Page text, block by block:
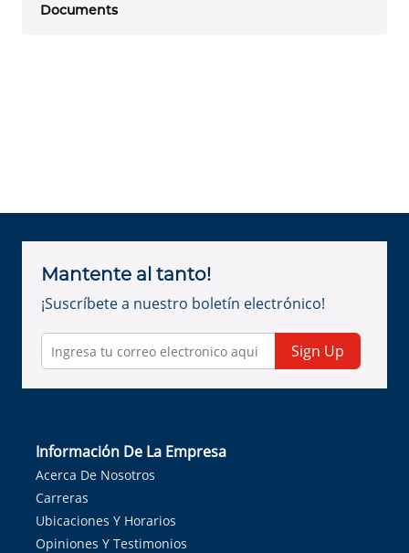
Documents
Mantente al tanto!
¡Suscríbete a nuestro boletín electrónico!
Sign Up
Información De La Empresa
Acerca De Nosotros
Carreras
Ubicaciones Y Horarios
Opiniones Y Testimonios